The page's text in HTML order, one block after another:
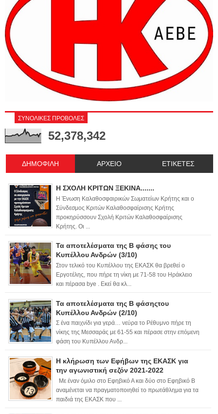
ΣΥΝΟΛΙΚΕΣ ΠΡΟΒΟΛΕΣ
52,378,342
ΔΗΜΟΦΙΛΗ ΑΡΧΕΙΟ ΕΤΙΚΕΤΕΣ
Η ΣΧΟΛΗ ΚΡΙΤΩΝ ΞΕΚΙΝΑ.......
Η Ένωση Καλαθοσφαιρικών Σωματείων Κρήτης και ο
Σύνδεσμος Κριτών Καλαθοσφαίρισης Κρήτης
προκηρύσσουν Σχολή Κριτών Καλαθοσφαίρισης
Κρήτης. Οι ...
Τα αποτελέσματα της Β φάσης του
Κυπέλλου Ανδρών (3/10)
Στον τελικό του Κυπέλλου της ΕΚΑΣΚ θα βρεθεί ο
Εργοτέλης, που πήρε τη νίκη με 71-58 του Ηράκλειο
και πέρασα bye . Εκεί θα κλ...
Τα αποτελέσματα της Β φάσηςτου
Κυπέλλου Ανδρών (2/10)
Σ ένα παιχνίδι για γερά… νεύρα το Ρέθυμνο πήρε τη
νίκης της Μεσσαράς με 61-55 και πέρασε στην επόμενη
φάση του Κυπέλλου Ανδρ...
Η κλήρωση των Εφήβων της ΕΚΑΣΚ για
την αγωνιστική σεζόν 2021-2022
Με έναν όμιλο στο Εφηβικό Α και δύο στο Εφηβικό Β
αναμένεται να πραγματοποιηθεί το πρωτάθλημα για τα
παιδιά της ΕΚΑΣΚ που ...